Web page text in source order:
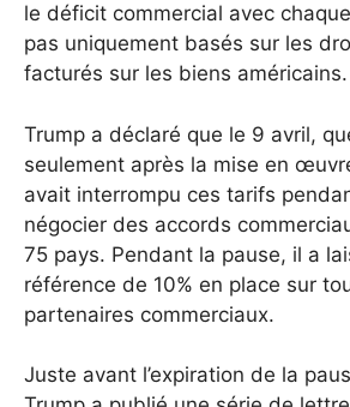
le déficit commercial avec
pas uniquement basés sur les
facturés sur les biens américains.
Trump a déclaré que le 9 avril,
seulement après la mise en
avait interrompu ces tarifs
négocier des accords
75 pays. Pendant la pause, il a
référence de 10% en place sur
partenaires commerciaux.
Juste avant l’expiration de la